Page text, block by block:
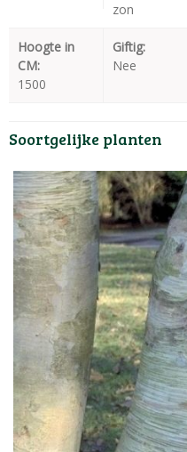
zon
Hoogte in
CM:
1500
Giftig:
Nee
Soortgelijke planten